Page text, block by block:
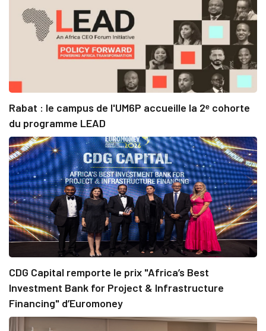
Rabat : le campus de l'UM6P accueille la 2ᵉ cohorte
du programme LEAD
CDG Capital remporte le prix "Africa’s Best
Investment Bank for Project & Infrastructure
Financing" d’Euromoney